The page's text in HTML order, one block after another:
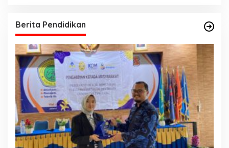
Berita Pendidikan